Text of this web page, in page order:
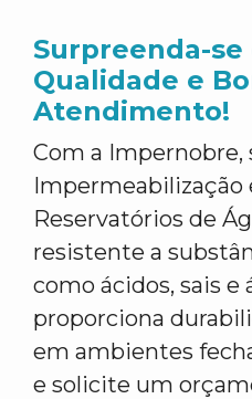
Surpreenda-se
Qualidade e
Atendimento!
Com a Impernobre,
Impermeabilização
Reservatórios de
resistente a
como ácidos, sais e
proporciona
em ambientes
e solicite um